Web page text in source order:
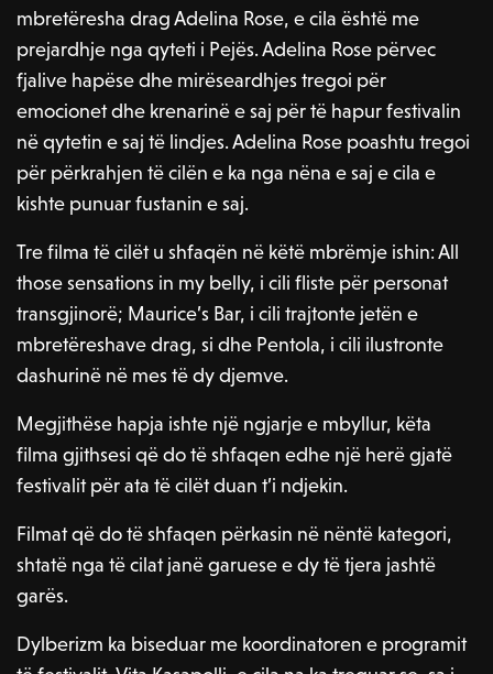
mbretëresha drag Adelina Rose, e cila është me
prejardhje nga qyteti i Pejës. Adelina Rose përvec
fjalive hapëse dhe mirëseardhjes tregoi për
emocionet dhe krenarinë e saj për të hapur festivalin
në qytetin e saj të lindjes. Adelina Rose poashtu tregoi
për përkrahjen të cilën e ka nga nëna e saj e cila e
kishte punuar fustanin e saj.
Tre filma të cilët u shfaqën në këtë mbrëmje ishin: All
those sensations in my belly, i cili fliste për personat
transgjinorë; Maurice’s Bar, i cili trajtonte jetën e
mbretëreshave drag, si dhe Pentola, i cili ilustronte
dashurinë në mes të dy djemve.
Megjithëse hapja ishte një ngjarje e mbyllur, këta
filma gjithsesi që do të shfaqen edhe një herë gjatë
festivalit për ata të cilët duan t’i ndjekin.
Filmat që do të shfaqen përkasin në nëntë kategori,
shtatë nga të cilat janë garuese e dy të tjera jashtë
garës.
Dylberizm ka biseduar me koordinatoren e programit